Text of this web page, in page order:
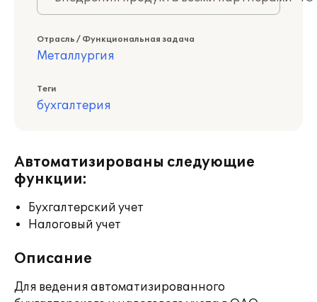
Отрасль / Функциональная задача
Металлургия
Теги
бухгалтерия
Автоматизированы следующие
функции:
Бухгалтерский учет
Налоговый учет
Описание
Для ведения автоматизированного